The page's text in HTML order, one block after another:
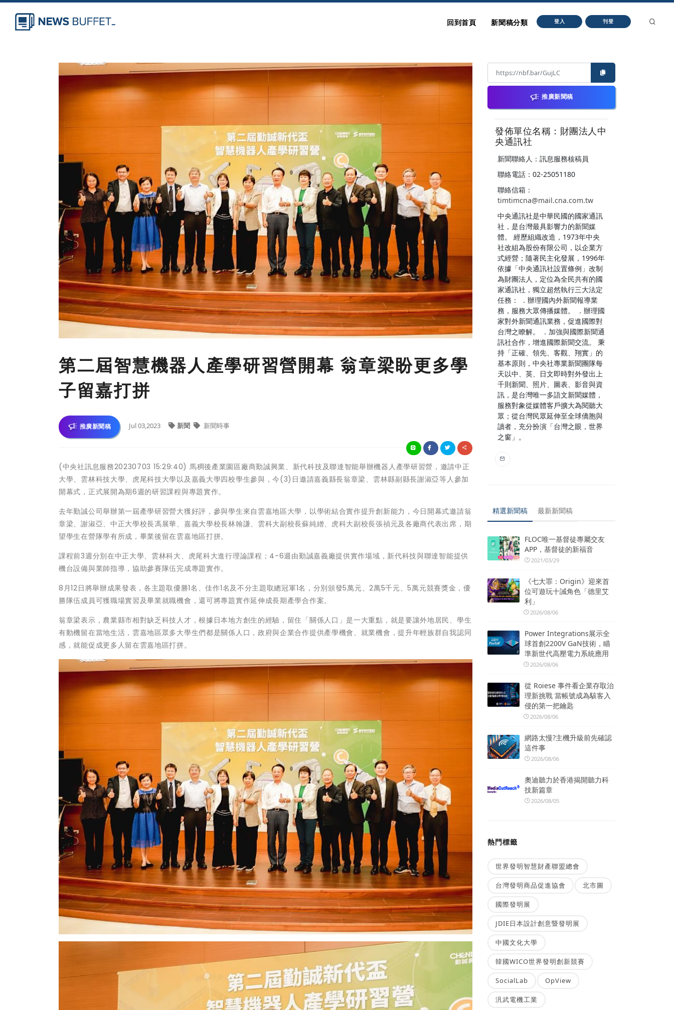
回到首頁 新聞稿分類 登入 刊登
第二屆智慧機器人產學研習營開幕 翁章梁盼更多學
子留嘉打拼
推廣新聞稿 Jul 03,2023 新聞 新聞時事
(中央社訊息服務20230703 15:29:40) 馬稠後產業園區廠商勤誠興業、新代科技及聯達智能舉辦機器人產學研習營，邀請中正
大學、雲林科技大學、虎尾科技大學以及嘉義大學四校學生參與，今(3)日邀請嘉義縣長翁章梁、雲林縣副縣長謝淑亞等人參加
開幕式，正式展開為期6週的研習課程與專題實作。
去年勤誠公司舉辦第一屆產學研習營大獲好評，參與學生來自雲嘉地區大學，以學術結合實作提升創新能力，今日開幕式邀請翁
章梁、謝淑亞、中正大學校長馮展華、嘉義大學校長林翰謙、雲科大副校長蘇純繒、虎科大副校長張禎元及各廠商代表出席，期
望學生在營隊學有所成，畢業後留在雲嘉地區打拼。
課程前3週分別在中正大學、雲林科大、虎尾科大進行理論課程；4-6週由勤誠嘉義廠提供實作場域，新代科技與聯達智能提供
機台設備與業師指導，協助參賽隊伍完成專題實作。
8月12日將舉辦成果發表，各主題取優勝1名、佳作1名及不分主題取總冠軍1名，分別頒發5萬元、2萬5千元、5萬元競賽獎金，優
勝隊伍成員可獲職場實習及畢業就職機會，還可將專題實作延伸成長期產學合作案。
翁章梁表示，農業縣市相對缺乏科技人才，根據日本地方創生的經驗，留住「關係人口」是一大重點，就是要讓外地居民、學生
有動機留在當地生活，雲嘉地區眾多大學生們都是關係人口，政府與企業合作提供產學機會、就業機會，提升年輕族群自我認同
感，就能促成更多人留在雲嘉地區打拼。
推廣新聞稿
發佈單位名稱：財團法人中
央通訊社
新聞聯絡人：訊息服務核稿員
聯絡電話：02-25051180
聯絡信箱：
timtimcna@mail.cna.com.tw
中央通訊社是中華民國的國家通訊
社，是台灣最具影響力的新聞媒
體。 經歷組織改造，1973年中央
社改組為股份有限公司，以企業方
式經營；隨著民主化發展，1996年
依據「中央通訊社設置條例」改制
為財團法人，定位為全民共有的國
家通訊社，獨立超然執行三大法定
任務： ．辦理國內外新聞報導業
務，服務大眾傳播媒體。 ．辦理國
家對外新聞通訊業務，促進國際對
台灣之瞭解。 ．加強與國際新聞通
訊社合作，增進國際新聞交流。 秉
持「正確、領先、客觀、翔實」的
基本原則，中央社專業新聞團隊每
天以中、英、日文即時對外發出上
千則新聞、照片、圖表、影音與資
訊，是台灣唯一多語文新聞媒體，
服務對象從媒體客戶擴大為閱聽大
眾；從台灣民眾延伸至全球僑胞與
讀者，充分扮演「台灣之眼，世界
之窗」。
精選新聞稿 最新新聞稿
FLOC唯一基督徒專屬交友
APP，基督徒的新福音
2021/03/29
《七大罪：Origin》迎來首
位可遊玩十誡角色「德里艾
利」
2026/08/06
Power Integrations展示全
球首創2200V GaN技術，瞄
準新世代高壓電力系統應用
2026/08/06
從 Roiese 事件看企業存取治
理新挑戰 當帳號成為駭客入
侵的第一把鑰匙
2026/08/06
網路太慢?主機升級前先確認
這件事
2026/08/06
奧迪聽力於香港揭開聽力科
技新篇章
2026/08/05
熱門標籤
世界發明智慧財產聯盟總會
台灣發明商品促進協會 北市圖
國際發明展
JDIE日本設計創意暨發明展
中國文化大學
韓國WICO世界發明創新競賽
SocialLab OpView
汎武電機工業